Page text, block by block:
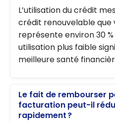
L’utilisation du crédit
crédit renouvelable que
représente environ 30
utilisation plus faible
meilleure santé
Le fait de rembourser
facturation peut-il
rapidement ?